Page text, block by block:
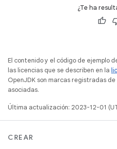
¿Te ha
El contenido y el código de ejemplo
las licencias que se describen en la
OpenJDK son marcas registradas
asociadas.
Última actualización: 2023-12-01
CREAR